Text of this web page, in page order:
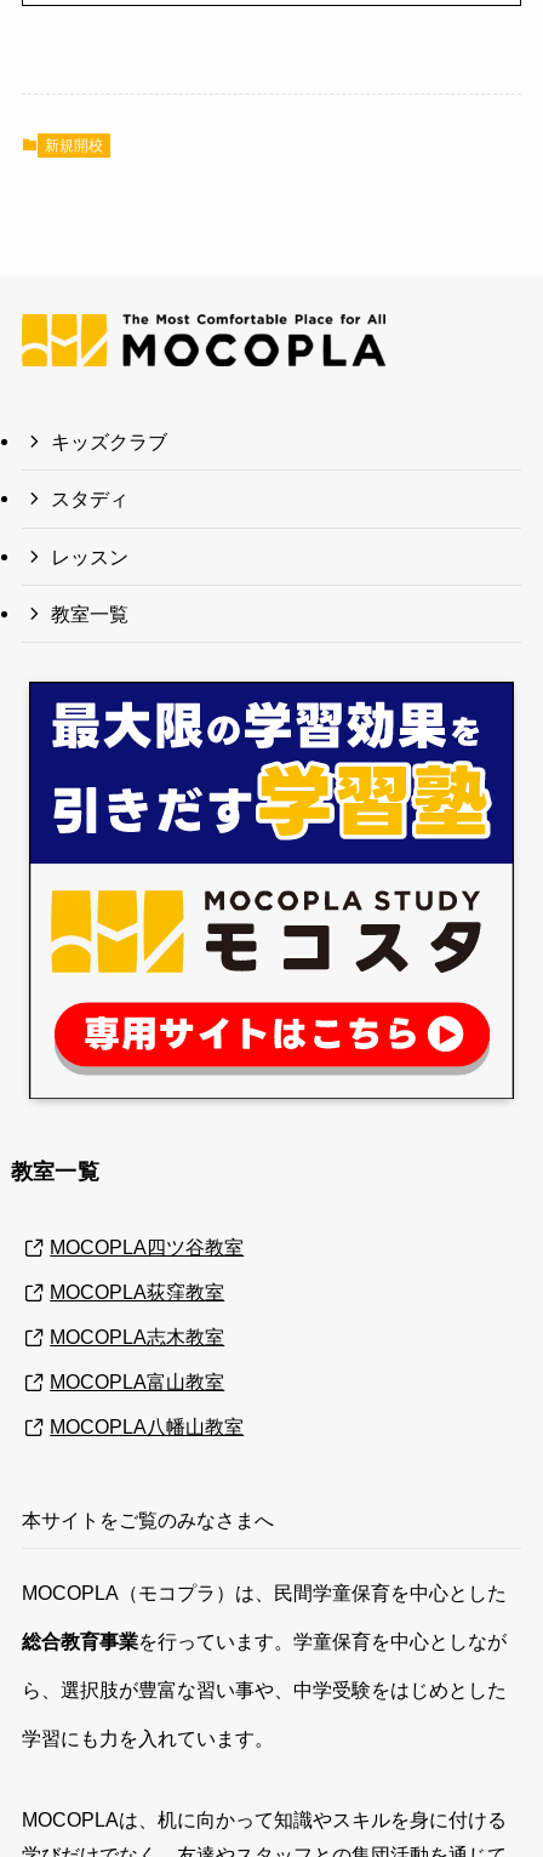
新規開校
キッズクラブ
スタディ
レッスン
教室一覧
教室一覧
MOCOPLA四ツ谷教室
MOCOPLA荻窪教室
MOCOPLA志木教室
MOCOPLA富山教室
MOCOPLA八幡山教室
本サイトをご覧のみなさまへ
MOCOPLA（モコプラ）は、民間学童保育を中心とした
総合教育事業を行っています。学童保育を中心としなが
ら、選択肢が豊富な習い事や、中学受験をはじめとした
学習にも力を入れています。
MOCOPLAは、机に向かって知識やスキルを身に付ける